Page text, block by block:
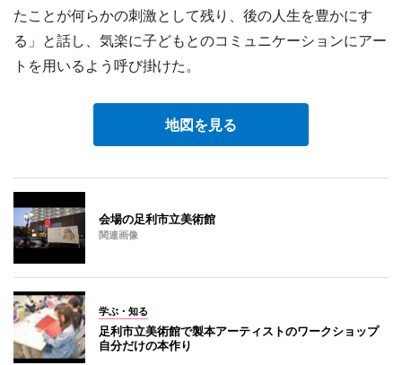
たことが何らかの刺激として残り、後の人生を豊かにす
る」と話し、気楽に子どもとのコミュニケーションにアー
トを用いるよう呼び掛けた。
地図を見る
会場の足利市立美術館
関連画像
学ぶ・知る
足利市立美術館で製本アーティストのワークショップ
自分だけの本作り